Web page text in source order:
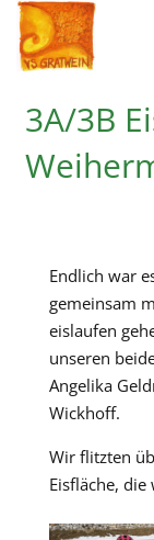
3A/3B
Endlich war
gemeinsam
eislaufen
unseren
Angelika
Wickhoff.
Wir flitzten
Eisfläche,